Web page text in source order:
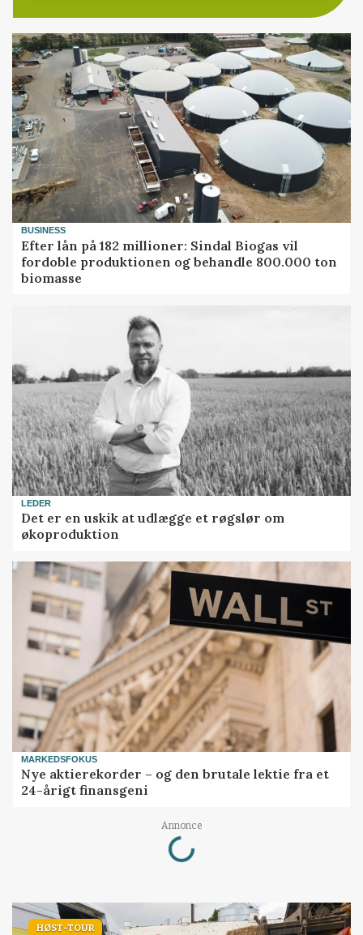
BUSINESS
Efter lån på 182 millioner: Sindal Biogas vil
fordoble produktionen og behandle 800.000 ton
biomasse
LEDER
Det er en uskik at udlægge et røgslør om
økoproduktion
MARKEDSFOKUS
Nye aktierekorder – og den brutale lektie fra et
24-årigt finansgeni
Annonce
Loading...
HØST-TOUR